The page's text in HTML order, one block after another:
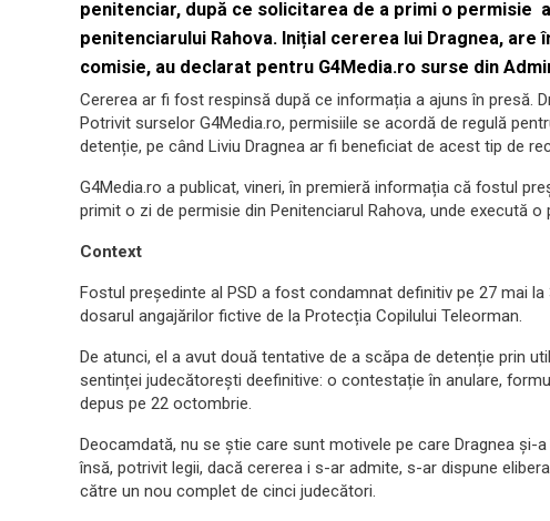
penitenciar, după ce solicitarea de a primi o permisie
penitenciarului Rahova. Inițial cererea lui Dragnea,
comisie, au declarat pentru G4Media.ro surse din
Cererea ar fi fost respinsă după ce informația a ajuns în presă.
Potrivit surselor G4Media.ro, permisiile se acordă de regulă
detenție, pe când Liviu Dragnea ar fi beneficiat de acest tip de
G4Media.ro a publicat, vineri, în premieră informația că fostul
primit o zi de permisie din Penitenciarul Rahova, unde execută
Context
Fostul președinte al PSD a fost condamnat definitiv pe 27 mai
dosarul angajărilor fictive de la Protecția Copilului Teleorman.
De atunci, el a avut două tentative de a scăpa de detenție prin
sentinței judecătorești deefinitive: o contestație în anulare,
depus pe 22 octombrie.
Deocamdată, nu se ştie care sunt motivele pe care Dragnea și-
însă, potrivit legii, dacă cererea i s-ar admite, s-ar dispune
către un nou complet de cinci judecători.